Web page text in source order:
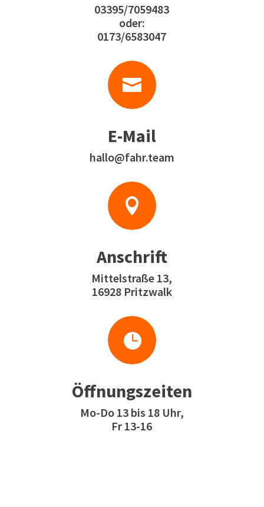
03395/7059483
oder:
0173/6583047

E-Mail
hallo@fahr.team

Anschrift
Mittelstraße 13,
16928 Pritzwalk

Öffnungszeiten
Mo-Do 13 bis 18 Uhr,
Fr 13-16